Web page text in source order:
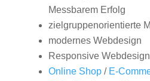
Messbarem Erfolg
zielgruppenorientierte
modernes Webdesign
Responsive Webdesign
Online Shop/ E-